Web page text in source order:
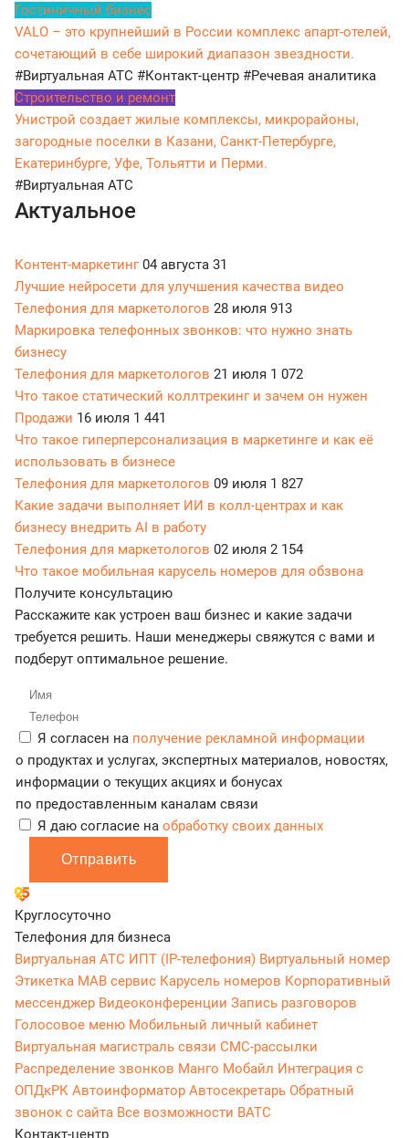
Гостиничный бизнес
VALO – это крупнейший в России комплекс апарт-отелей,
сочетающий в себе широкий диапазон звездности.
#Виртуальная АТС #Контакт-центр #Речевая аналитика
Строительство и ремонт
Унистрой создает жилые комплексы, микрорайоны,
загородные поселки в Казани, Санкт-Петербурге,
Екатеринбурге, Уфе, Тольятти и Перми.
#Виртуальная АТС
Актуальное
Контент-маркетинг04 августа 31
Лучшие нейросети для улучшения качества видео
Телефония для маркетологов 28 июля 913
Маркировка телефонных звонков: что нужно знать
бизнесу
Телефония для маркетологов 21 июля 1 072
Что такое статический коллтрекинг и зачем он нужен
Продажи 16 июля 1 441
Что такое гиперперсонализация в маркетинге и как её
использовать в бизнесе
Телефония для маркетологов 09 июля 1 827
Какие задачи выполняет ИИ в колл-центрах и как
бизнесу внедрить AI в работу
Телефония для маркетологов 02 июля 2 154
Что такое мобильная карусель номеров для обзвона
Получите консультацию
Расскажите как устроен ваш бизнес и какие задачи
требуется решить. Наши менеджеры свяжутся с вами и
подберут оптимальное решение.
Я согласен на получение рекламной информации
о продуктах и услугах, экспертных материалов, новостях,
информации о текущих акциях и бонусах
по предоставленным каналам связи
Я даю согласие на обработку своих данных
Отправить
Круглосуточно
Телефония для бизнеса
Виртуальная АТС ИПТ (IP-телефония) Виртуальный номер
Этикетка МАВ сервис Карусель номеров Корпоративный
мессенджер Видеоконференции Запись разговоров
Голосовое меню Мобильный личный кабинет
Виртуальная магистраль связи СМС-рассылки
Распределение звонков Манго Мобайл Интеграция с
ОПДкРК Автоинформатор Автосекретарь Обратный
звонок с сайта Все возможности ВАТС
Контакт-центр